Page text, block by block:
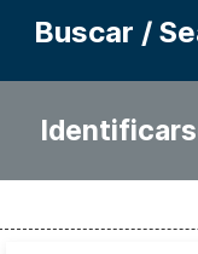
Buscar /